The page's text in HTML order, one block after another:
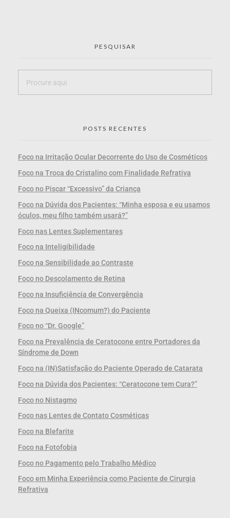
PESQUISAR
POSTS RECENTES
Foco na Irritação Ocular Decorrente do Uso de Cosméticos
Foco na Troca do Cristalino com Finalidade Refrativa
Foco no Piscar “Excessivo” da Criança
Foco na Dúvida dos Pacientes: “Minha esposa e eu usamos
óculos, meu filho também usará?”
Foco nas Lentes Suplementares
Foco na Inteligibilidade
Foco na Sensibilidade ao Contraste
Foco no Descolamento de Retina
Foco na Insuficiência de Convergência
Foco na Queixa (INcomum?) do Paciente
Foco no “Dr. Google”
Foco na Prevalência de Ceratocone entre Portadores da
Síndrome de Down
Foco na (IN)Satisfação do Paciente Operado de Catarata
Foco na Dúvida dos Pacientes: “Ceratocone tem Cura?”
Foco no Nistagmo
Foco nas Lentes de Contato Cosméticas
Foco na Blefarite
Foco na Fotofobia
Foco no Pagamento pelo Trabalho Médico
Foco em Minha Experiência como Paciente de Cirurgia
Refrativa